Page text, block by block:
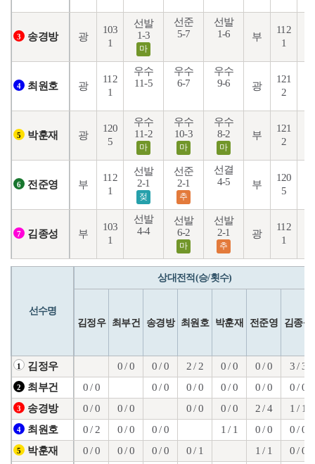
3 송경방 광
103
1
선발
1-3
마
선준
5-7
선발
1-6
부
112
1
4 최원호 광
112
1
우수
11-5
우수
6-7
우수
9-6
광
121
2
5 박훈재 광
120
5
우수
11-2
마
우수
10-3
마
우수
8-2
마
부
121
2
6 전준영 부
112
1
선발
2-1
젖
선준
2-1
추
선결
4-5
부
120
5
7 김종성 부
103
1
선발
4-4
선발
6-2
마
선발
2-1
추
광
112
1
선수명
상대전적(승/횟수)
김정우 최부건 송경방 최원호 박훈재 전준영 김종성
1 김정우 0 / 0 0 / 0 2 / 2 0 / 0 0 / 0 3 / 3
2 최부건 0 / 0 0 / 0 0 / 0 0 / 0 0 / 0 0 / 0
3 송경방 0 / 0 0 / 0 0 / 0 0 / 0 2 / 4 1 / 1
4 최원호 0 / 2 0 / 0 0 / 0 1 / 1 0 / 0 0 / 0
5 박훈재 0 / 0 0 / 0 0 / 0 0 / 1 1 / 1 0 / 0